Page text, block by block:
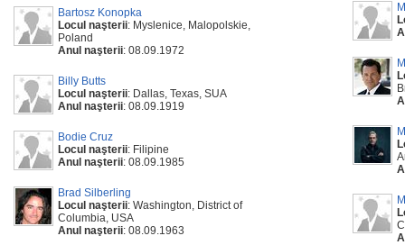
Bartosz Konopka
Locul naşterii: Myslenice, Malopolskie,
Poland
Anul naşterii: 08.09.1972
Billy Butts
Locul naşterii: Dallas, Texas, SUA
Anul naşterii: 08.09.1919
Bodie Cruz
Locul naşterii: Filipine
Anul naşterii: 08.09.1985
Brad Silberling
Locul naşterii: Washington, District of
Columbia, USA
Anul naşterii: 08.09.1963